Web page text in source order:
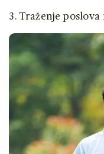
3. Traženje